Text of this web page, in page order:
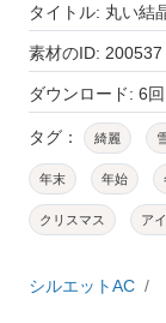
タイトル: 丸い結
素材のID: 200537
ダウンロード: 6回
タグ： 綺麗
年末 年始
クリスマス ア
シルエットAC